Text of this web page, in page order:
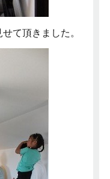
て頂きました。